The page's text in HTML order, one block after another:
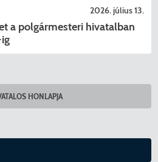
2026. július 13.
a polgármesteri hivatalban
HONLAPJA